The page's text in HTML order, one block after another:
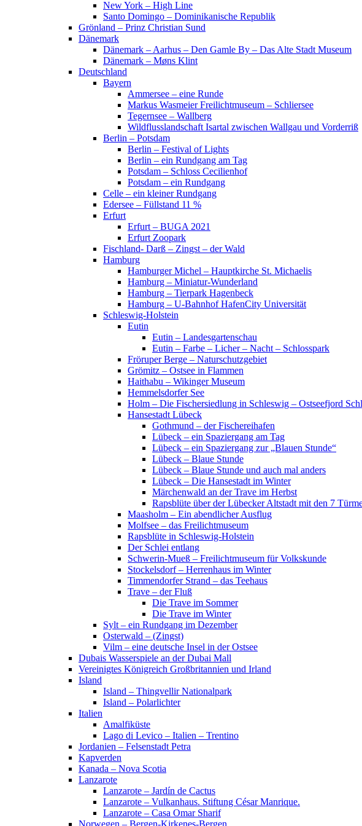
New York – High Line
Santo Domingo – Dominikanische Republik
Grönland – Prinz Christian Sund
Dänemark
Dänemark – Aarhus – Den Gamle By – Das Alte Stadt Museum
Dänemark – Møns Klint
Deutschland
Bayern
Ammersee – eine Runde
Markus Wasmeier Freilichtmuseum – Schliersee
Tegernsee – Wallberg
Wildflusslandschaft Isartal zwischen Wallgau und Vorderriß
Berlin – Potsdam
Berlin – Festival of Lights
Berlin – ein Rundgang am Tag
Potsdam – Schloss Cecilienhof
Potsdam – ein Rundgang
Celle – ein kleiner Rundgang
Edersee – Füllstand 11 %
Erfurt
Erfurt – BUGA 2021
Erfurt Zoopark
Fischland- Darß – Zingst – der Wald
Hamburg
Hamburger Michel – Hauptkirche St. Michaelis
Hamburg – Miniatur-Wunderland
Hamburg – Tierpark Hagenbeck
Hamburg – U-Bahnhof HafenCity Universität
Schleswig-Holstein
Eutin
Eutin – Landesgartenschau
Eutin – Farbe – Licher – Nacht – Schlosspark
Fröruper Berge – Naturschutzgebiet
Grömitz – Ostsee in Flammen
Haithabu – Wikinger Museum
Hemmelsdorfer See
Holm – Die Fischersiedlung in Schleswig – Ostseefjord
Hansestadt Lübeck
Gothmund – der Fischereihafen
Lübeck – ein Spaziergang am Tag
Lübeck – ein Spaziergang zur „Blauen Stunde“
Lübeck – Blaue Stunde
Lübeck – Blaue Stunde und auch mal anders
Lübeck – Die Hansestadt im Winter
Märchenwald an der Trave im Herbst
Rapsblüte über der Lübecker Altstadt mit den 7
Maasholm – Ein abendlicher Ausflug
Molfsee – das Freilichtmuseum
Rapsblüte in Schleswig-Holstein
Der Schlei entlang
Schwerin-Mueß – Freilichtmuseum für Volkskunde
Stockelsdorf – Herrenhaus im Winter
Timmendorfer Strand – das Teehaus
Trave – der Fluß
Die Trave im Sommer
Die Trave im Winter
Sylt – ein Rundgang im Dezember
Osterwald – (Zingst)
Vilm – eine deutsche Insel in der Ostsee
Dubais Wasserspiele an der Dubai Mall
Vereinigtes Königreich Großbritannien und Irland
Island
Island – Thingvellir Nationalpark
Island – Polarlichter
Italien
Amalfiküste
Lago di Levico – Italien – Trentino
Jordanien – Felsenstadt Petra
Kapverden
Kanada – Nova Scotia
Lanzarote
Lanzarote – Jardín de Cactus
Lanzarote – Vulkanhaus. Stiftung César Manrique.
Lanzarote – Casa Omar Sharif
Norwegen – Bergen-Kirkenes-Bergen